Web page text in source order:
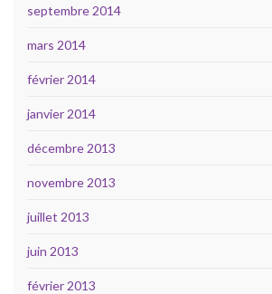
septembre 2014
mars 2014
février 2014
janvier 2014
décembre 2013
novembre 2013
juillet 2013
juin 2013
février 2013